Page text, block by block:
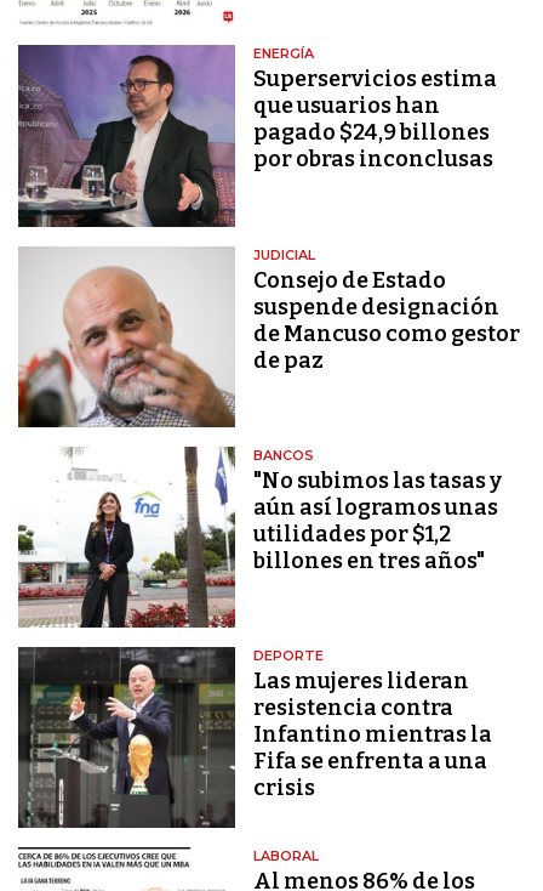
ENERGÍA
Superservicios estima
que usuarios han
pagado $24,9 billones
por obras inconclusas
JUDICIAL
Consejo de Estado
suspende designación
de Mancuso como gestor
de paz
BANCOS
"No subimos las tasas y
aún así logramos unas
utilidades por $1,2
billones en tres años"
DEPORTE
Las mujeres lideran
resistencia contra
Infantino mientras la
Fifa se enfrenta a una
crisis
LABORAL
Al menos 86% de los